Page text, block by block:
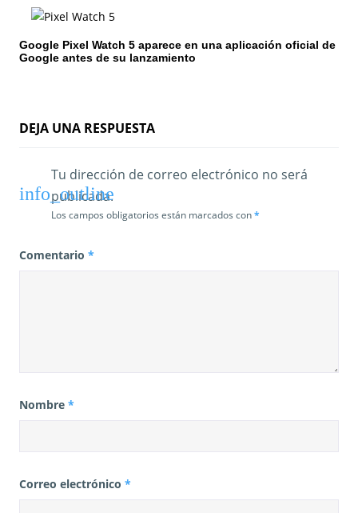
r
d
Google Pixel Watch 5 aparece en una aplicación oficial de
Google antes de su lanzamiento
DEJA UNA RESPUESTA
Tu dirección de correo electrónico no será
publicada.
Los campos obligatorios están marcados con*
Comentario *
Nombre *
Correo electrónico *